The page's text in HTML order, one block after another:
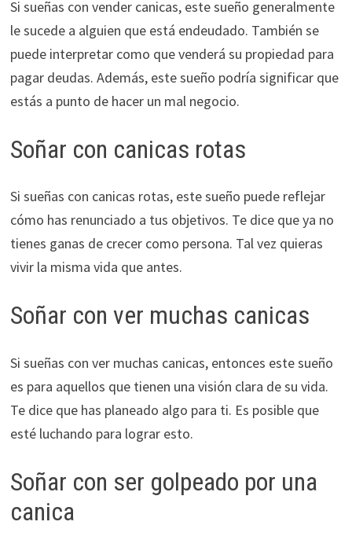
Si sueñas con vender canicas, este sueño generalmente
le sucede a alguien que está endeudado. También se
puede interpretar como que venderá su propiedad para
pagar deudas. Además, este sueño podría significar que
estás a punto de hacer un mal negocio.
Soñar con canicas rotas
Si sueñas con canicas rotas, este sueño puede reflejar
cómo has renunciado a tus objetivos. Te dice que ya no
tienes ganas de crecer como persona. Tal vez quieras
vivir la misma vida que antes.
Soñar con ver muchas canicas
Si sueñas con ver muchas canicas, entonces este sueño
es para aquellos que tienen una visión clara de su vida.
Te dice que has planeado algo para ti. Es posible que
esté luchando para lograr esto.
Soñar con ser golpeado por una
canica